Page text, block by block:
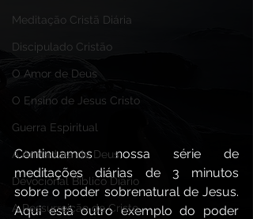
Meditação Cristã Diária
Discipulado Cristão
O Amor de Deus
O Ensino de Jesus Cristo
Guerra Espiritual
A Armadura de Deus,
Devocional Bíblico Diário
A Ressurreição de Cristo
Continuamos nossa série de
meditações diárias de 3 minutos
sobre o poder sobrenatural de Jesus.
Aqui está outro exemplo do poder